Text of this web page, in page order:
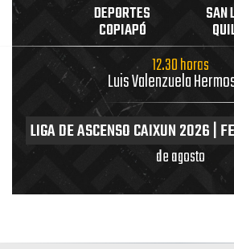
DEPORTES
COPIAPÓ
SAN
12.30 horas
Luis Valenzuela
LIGA DE ASCENSO CAIXUN 2026 |
de agosto